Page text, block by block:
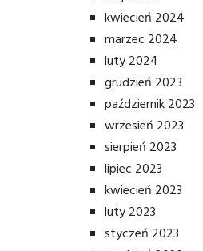
kwiecień 2024
marzec 2024
luty 2024
grudzień 2023
październik 2023
wrzesień 2023
sierpień 2023
lipiec 2023
kwiecień 2023
luty 2023
styczeń 2023